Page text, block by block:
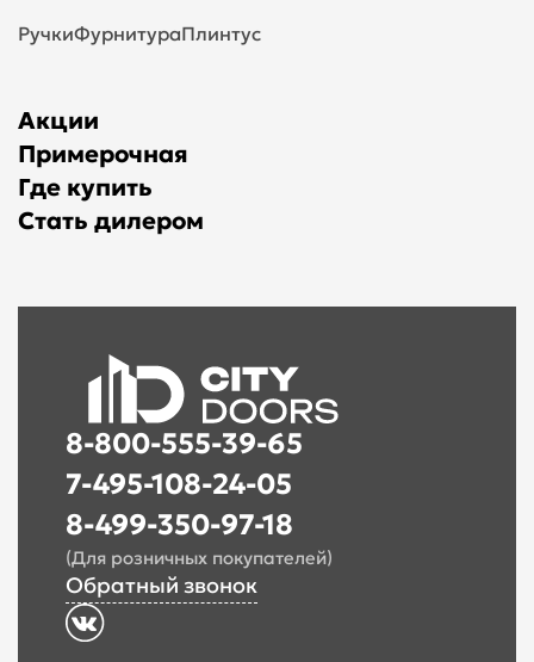
РучкиФурнитураПлинтус
Акции
Примерочная
Где купить
Стать дилером
8-800-555-39-65
7-495-108-24-05
8-499-350-97-18
(Для розничных покупателей)
Обратный звонок